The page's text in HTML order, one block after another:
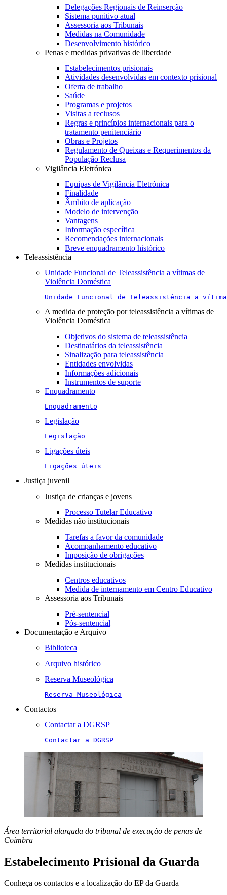
Delegações Regionais de Reinserção
Sistema punitivo atual
Assessoria aos Tribunais
Medidas na Comunidade
Desenvolvimento histórico
Penas e medidas privativas de liberdade
Estabelecimentos prisionais
Atividades desenvolvidas em contexto prisional
Oferta de trabalho
Saúde
Programas e projetos
Visitas a reclusos
Regras e princípios internacionais para o
tratamento penitenciário
Obras e Projetos
Regulamento de Queixas e Requerimentos da
População Reclusa
Vigilância Eletrónica
Equipas de Vigilância Eletrónica
Finalidade
Âmbito de aplicação
Modelo de intervenção
Vantagens
Informação específica
Recomendações internacionais
Breve enquadramento histórico
Teleassistência
Unidade Funcional de Teleassistência a vítimas de
Violência Doméstica
Unidade Funcional de Teleassistência a
A medida de proteção por teleassistência a vítimas de
Violência Doméstica
Objetivos do sistema de teleassistência
Destinatários da teleassistência
Sinalização para teleassistência
Entidades envolvidas
Informações adicionais
Instrumentos de suporte
Enquadramento
Enquadramento
Legislação
Legislação
Ligações úteis
Ligações úteis
Justiça juvenil
Justiça de crianças e jovens
Processo Tutelar Educativo
Medidas não institucionais
Tarefas a favor da comunidade
Acompanhamento educativo
Imposição de obrigações
Medidas institucionais
Centros educativos
Medida de internamento em Centro Educativo
Assessoria aos Tribunais
Pré-sentencial
Pós-sentencial
Documentação e Arquivo
Biblioteca
Arquivo histórico
Reserva Museológica
Reserva Museológica
Contactos
Contactar a DGRSP
Contactar a DGRSP
Área territorial alargada do tribunal de execução de penas de
Coimbra
Estabelecimento Prisional da Guarda
Conheça os contactos e a localização do EP da Guarda